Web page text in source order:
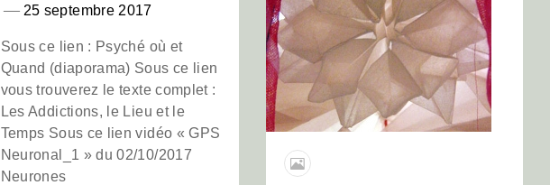
25 septembre 2017
Sous ce lien : Psyché où et
Quand (diaporama) Sous ce lien
vous trouverez le texte complet :
Les Addictions, le Lieu et le
Temps Sous ce lien vidéo « GPS
Neuronal_1 » du 02/10/2017
Neurones